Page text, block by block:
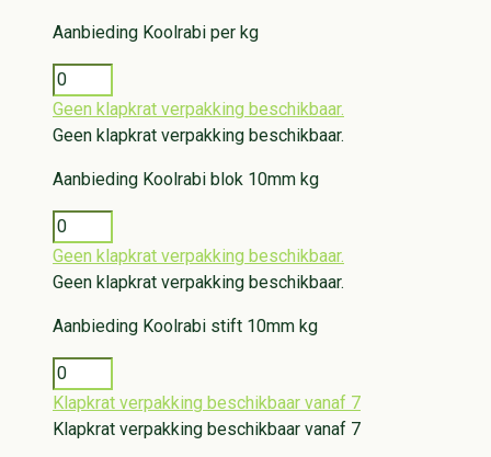
Aanbieding Koolrabi per kg
Geen klapkrat verpakking beschikbaar.
Geen klapkrat verpakking beschikbaar.
Aanbieding Koolrabi blok 10mm kg
Geen klapkrat verpakking beschikbaar.
Geen klapkrat verpakking beschikbaar.
Aanbieding Koolrabi stift 10mm kg
Klapkrat verpakking beschikbaar vanaf 7
Klapkrat verpakking beschikbaar vanaf 7